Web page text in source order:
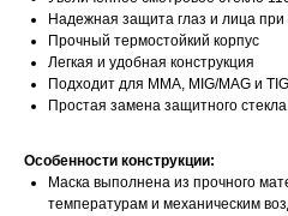
Надежная защита глаз и лица
Прочный термостойкий корпус
Легкая и удобная конструкция
Подходит для MMA, MIG/MAG и
Простая замена защитного стекла
Особенности конструкции:
Маска выполнена из прочного
температурам и механическим